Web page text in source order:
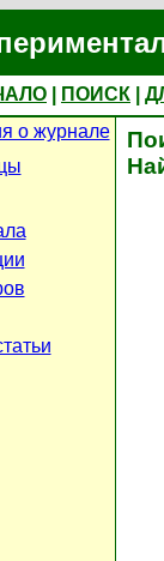
ПОИСК
о журнале